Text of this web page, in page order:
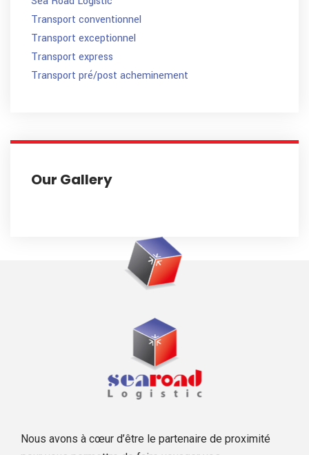
Transport conventionnel
Transport exceptionnel
Transport express
Transport pré/post acheminement
Our Gallery
Nous avons à cœur d’être le partenaire de proximité